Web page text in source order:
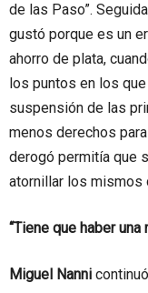
de las Paso”.
gustó porque es un
ahorro de plata,
los puntos en los
suspensión de las
menos derechos
derogó permitía que
atornillar los mismos
“Tiene que haber
Miguel Nanni